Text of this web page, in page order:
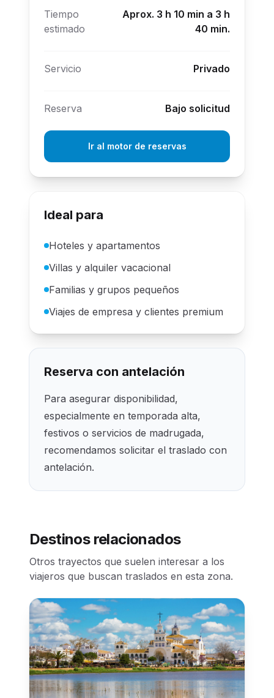
Tiempo
estimado
Aprox. 3 h 10 min a 3 h
40 min.
Servicio Privado
Reserva Bajo solicitud
Ir al motor de reservas
Ideal para
Hoteles y apartamentos
Villas y alquiler vacacional
Familias y grupos pequeños
Viajes de empresa y clientes premium
Reserva con antelación
Para asegurar disponibilidad,
especialmente en temporada alta,
festivos o servicios de madrugada,
recomendamos solicitar el traslado con
antelación.
Destinos relacionados
Otros trayectos que suelen interesar a los
viajeros que buscan traslados en esta zona.